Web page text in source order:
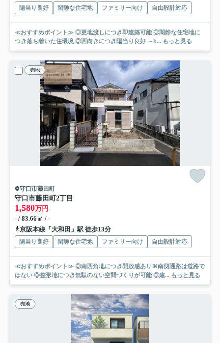
陽当り良好 閑静な住宅地 ファミリー向け 自由設計対応
≪おすすめポイント≫ ◎更地渡しにつき即建築可能 ◎閑静な住宅地に
つき落ち着いた住環境 ◎西向きにつき陽当り良好 ～k... もっと見る
売地
守口市藤田町
守口市藤田町2丁目
1,580万円
- / 83.66㎡ / -
京阪本線「大和田」駅 徒歩13分
陽当り良好 閑静な住宅地 ファミリー向け 自由設計対応
≪おすすめポイント≫ ◎南西角地につき開放感あり※南側通路は道路で
はない ◎整形地につき無駄のない空間づくりが可能 ◎建... もっと見る
売地